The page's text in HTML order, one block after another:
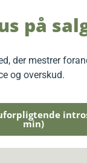
på
der mestrer
og overskud.
min)